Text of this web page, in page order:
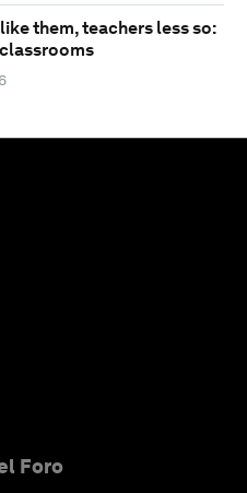
them, teachers less so:
Foro